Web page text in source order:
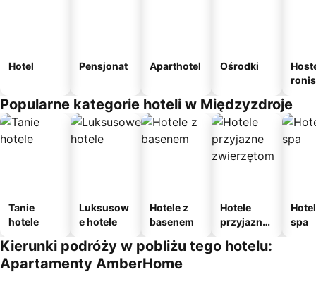
Hotel Pensjonat Aparthotel Ośrodki
Popularne kategorie hoteli w Międzyzdroje
Tanie
hotele
Luksusow
e hotele
Hotele z
basenem
Hotele
przyjazne
m
spa
Kierunki podróży w pobliżu tego hotelu:
Apartamenty AmberHome